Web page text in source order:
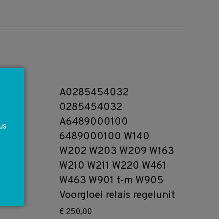
A0285454032
0285454032
A6489000100
6489000100 W140
W202 W203 W209 W163
W210 W211 W220 W461
W463 W901 t-m W905
Voorgloei relais regelunit
€ 250,00